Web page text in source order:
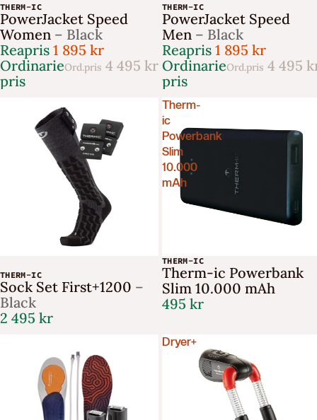
THERM-IC
PowerJacket Speed
Women – Black
Reapris 1 895 kr
Ordinarie
pris
Ord.pris 4 495 kr
THERM-IC
PowerJacket Speed
Men – Black
Reapris 1 895 kr
Ordinarie
pris
Ord.pris 4 495
THERM-IC
Sock Set First+1200 –
Black
2 495 kr
Therm-
ic
Powerbank
Slim
10.000
mAh
THERM-IC
Therm-ic Powerbank
Slim 10.000 mAh
495 kr
Dryer+
Få 10% på din första
beställning.